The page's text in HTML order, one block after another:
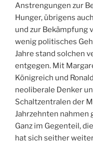
Anstrengungen zur
Hunger, übrigens
und zur Bekämpfung
wenig politisches
Jahre stand solchen
entgegen. Mit
Königreich und
neoliberale Denker
Schaltzentralen der
Jahrzehnten nahmen
Ganz im Gegenteil,
hat sich seither